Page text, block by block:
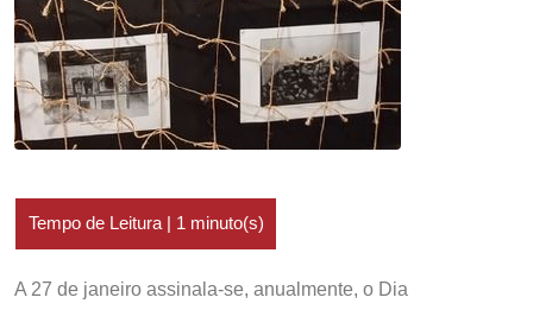
A 27 de janeiro assinala-se, anualmente, o Dia